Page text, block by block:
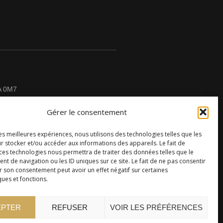
Gérer le consentement
meilleures expériences, nous utilisons des technologies telles que les
stocker et/ou accéder aux informations des appareils. Le fait de
technologies nous permettra de traiter des données telles que le
de navigation ou les ID uniques sur ce site. Le fait de ne pas consentir
son consentement peut avoir un effet négatif sur certaines
et fonctions.
REFUSER VOIR LES PRÉFÉRENCES
0M7
CONTACTEZ-NOUS